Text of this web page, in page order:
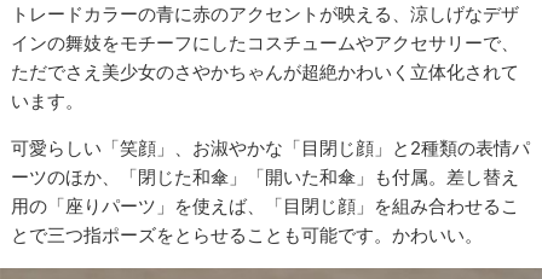
トレードカラーの青に赤のアクセントが映える、涼しげなデザ
インの舞妓をモチーフにしたコスチュームやアクセサリーで、
ただでさえ美少女のさやかちゃんが超絶かわいく立体化されて
います。
可愛らしい「笑顔」、お淑やかな「目閉じ顔」と2種類の表情パ
ーツのほか、「閉じた和傘」「開いた和傘」も付属。差し替え
用の「座りパーツ」を使えば、「目閉じ顔」を組み合わせるこ
とで三つ指ポーズをとらせることも可能です。かわいい。